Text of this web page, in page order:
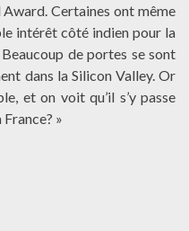
Certaines ont même
intérêt côté indien pour la
de portes se sont
dans la Silicon Valley. Or
et on voit qu’il s’y passe
»